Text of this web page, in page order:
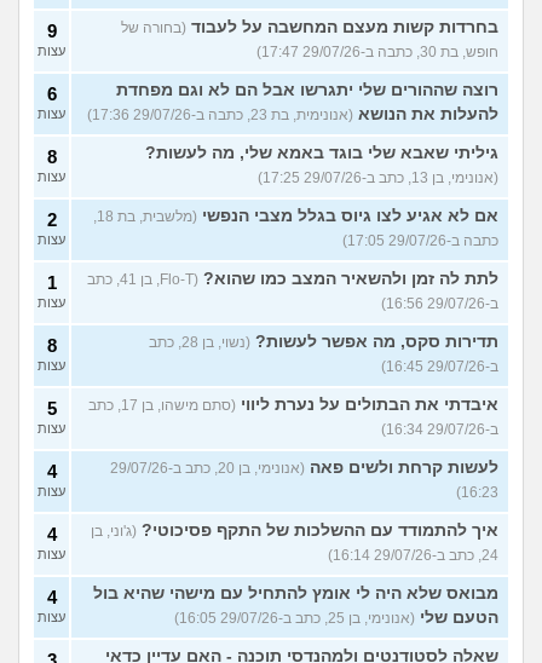
בחרדות קשות מעצם המחשבה על לעבוד (בחורה של
חופש, בת 30, כתבה ב-29/07/26 17:47)
9
עצות
רוצה שההורים שלי יתגרשו אבל הם לא וגם מפחדת
להעלות את הנושא (אנונימית, בת 23, כתבה ב-29/07/26 17:36)
6
עצות
גיליתי שאבא שלי בוגד באמא שלי, מה לעשות?
(אנונימי, בן 13, כתב ב-29/07/26 17:25)
8
עצות
אם לא אגיע לצו גיוס בגלל מצבי הנפשי
(מלשבית, בת 18,
כתבה ב-29/07/26 17:05)
2
עצות
לתת לה זמן ולהשאיר המצב כמו שהוא?
(Flo-T, בן 41, כתב
ב-29/07/26 16:56)
1
עצות
תדירות סקס, מה אפשר לעשות?
(נשוי, בן 28, כתב
ב-29/07/26 16:45)
8
עצות
איבדתי את הבתולים על נערת ליווי
(סתם מישהו, בן 17, כתב
ב-29/07/26 16:34)
5
עצות
לעשות קרחת ולשים פאה
(אנונימי, בן 20, כתב ב-29/07/26
16:23)
4
עצות
איך להתמודד עם ההשלכות של התקף פסיכוטי? (ג'וני, בן
24, כתב ב-29/07/26 16:14)
4
עצות
מבואס שלא היה לי אומץ להתחיל עם מישהי שהיא בול
הטעם שלי (אנונימי, בן 25, כתב ב-29/07/26 16:05)
4
עצות
שאלה לסטודנטים ולמהנדסי תוכנה - האם עדיין כדאי